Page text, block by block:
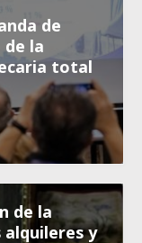
de
de la
total
de la
y